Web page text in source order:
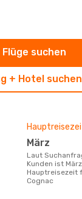
+ Hotel suchen
Flüge suchen
März
Laut Suchanfragen unserer
Kunden ist
Hauptreisezeit
Cognac